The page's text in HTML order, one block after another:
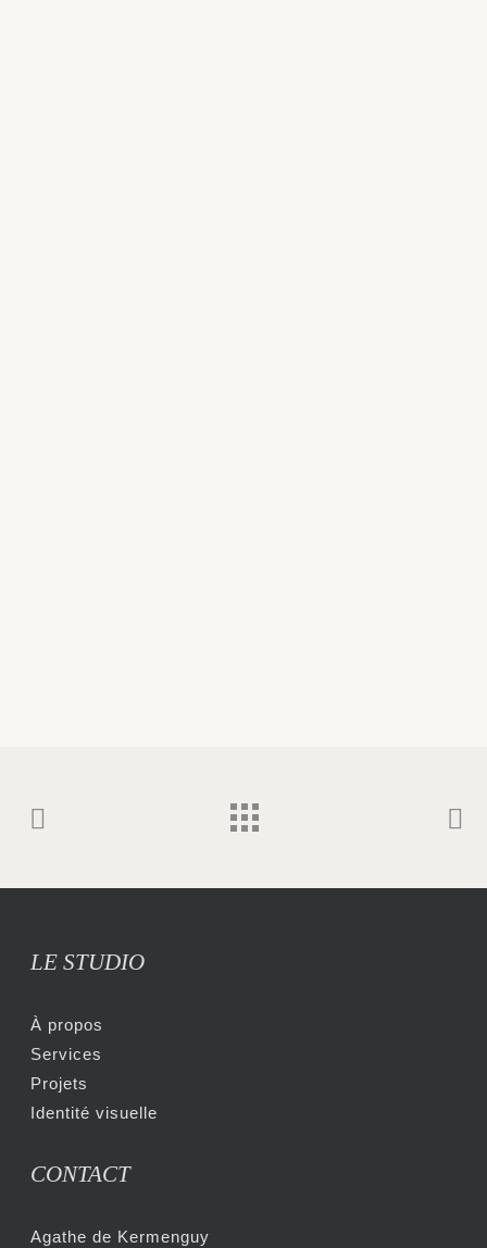
LE STUDIO
À propos
Services
Projets
Identité visuelle
CONTACT
Agathe de Kermenguy